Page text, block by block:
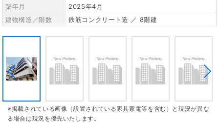
築年月
2025年4月
建物構造／階数
鉄筋コンクリート造 ／ 8階建
※掲載されている画像（設置されている家具家電等を含む）と現況が異な
る場合は現況を優先いたします。